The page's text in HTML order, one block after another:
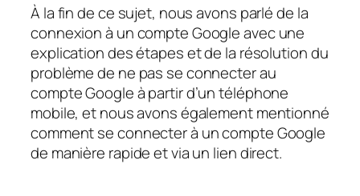
À la fin de ce sujet, nous avons parlé de la
connexion à un compte Google avec une
explication des étapes et de la résolution du
problème de ne pas se connecter au
compte Google à partir d’un téléphone
mobile, et nous avons également mentionné
comment se connecter à un compte Google
de manière rapide et via un lien direct.